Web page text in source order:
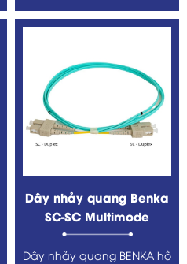
Dây nhảy quang Benka
SC-SC Multimode
Dây nhảy quang BENKA hỗ